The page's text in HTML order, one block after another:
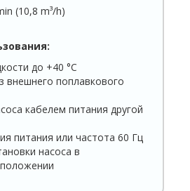
(10,8 m³/h)
до +40 °C
внешнего поплавкового
кабелем питания другой
питания или частота 60 Гц
насоса в